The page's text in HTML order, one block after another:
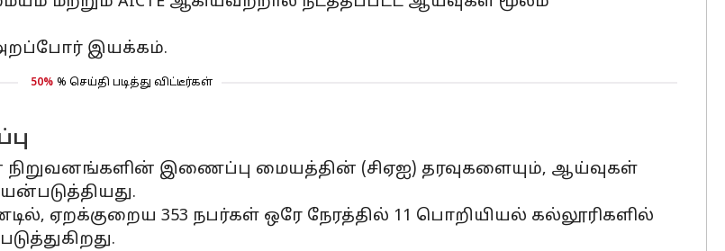
அறப்போர் இயக்கம்.
50% % செய்தி படித்து விட்டீர்கள்
இணைப்பு மையத்தின் (சிஏஐ) தரவுகளையும், ஆய்வுகள்
ஏறக்குறைய 353 நபர்கள் ஒரே நேரத்தில் 11 பொறியியல் கல்லூரிகளில்